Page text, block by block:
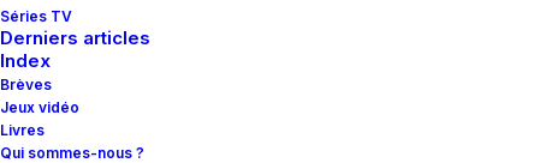
Séries TV
Derniers articles
Index
Brèves
Jeux vidéo
Livres
Qui sommes-nous ?